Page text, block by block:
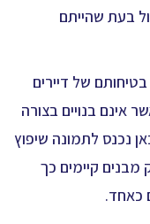
בעת שהייתם
את בטיחותם של דיירים
במבנים שנבנו לפני שנת 1975 אשר אינם בנויים בצורה
נכנס לתמונה שיפוץ
מבנים קיימים כך
כאחד.